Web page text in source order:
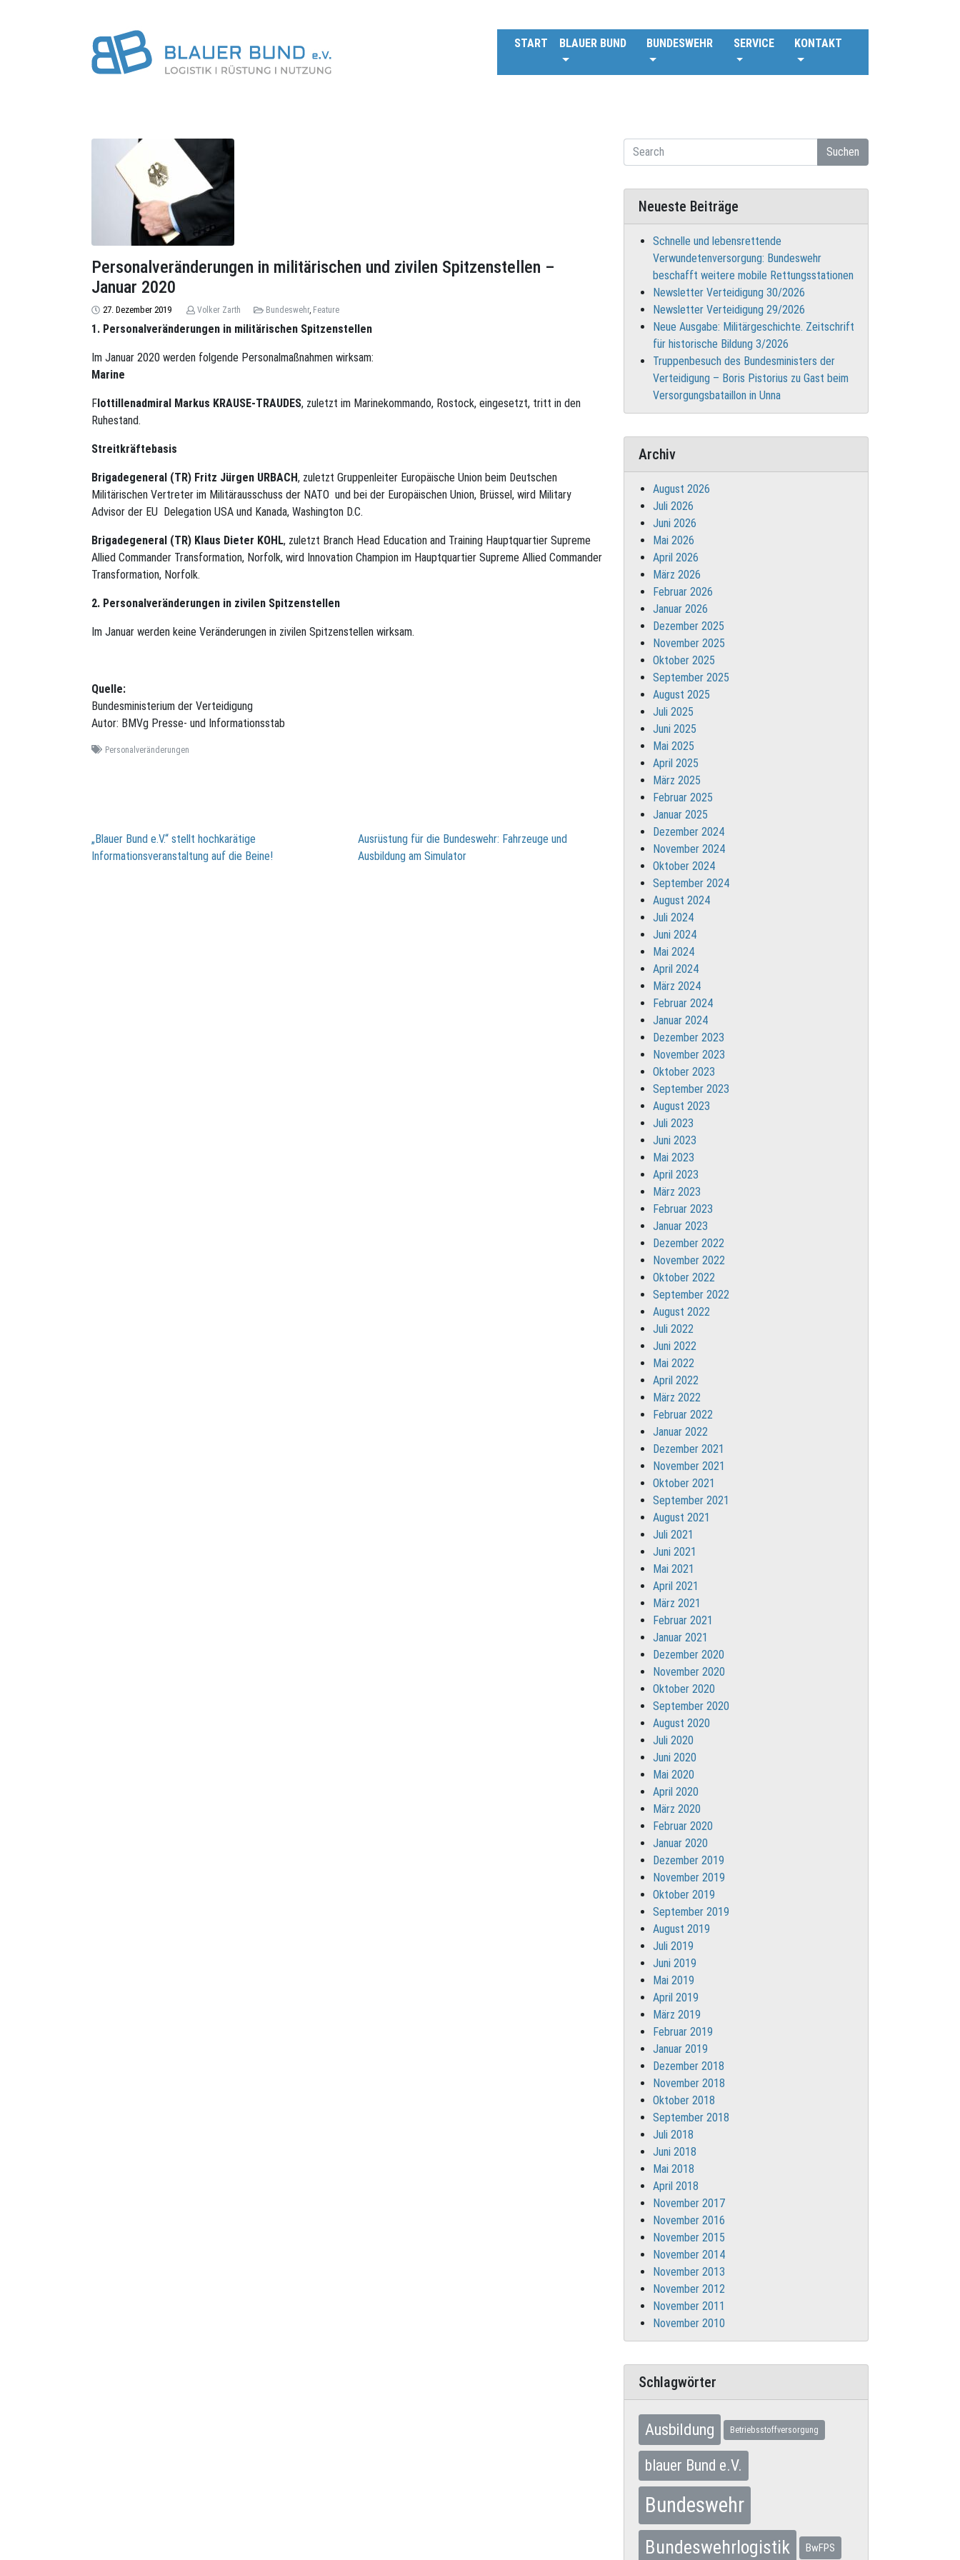
START BLAUER BUND BUNDESWEHR SERVICE KONTAKT
Personalveränderungen in militärischen und zivilen Spitzenstellen –
Januar 2020
27. Dezember 2019 Volker Zarth Bundeswehr, Feature
1. Personalveränderungen in militärischen Spitzenstellen
Im Januar 2020 werden folgende Personalmaßnahmen wirksam:
Marine
Flottillenadmiral Markus KRAUSE-TRAUDES, zuletzt im Marinekommando, Rostock, eingesetzt, tritt in den
Ruhestand.
Streitkräftebasis
Brigadegeneral (TR) Fritz Jürgen URBACH, zuletzt Gruppenleiter Europäische Union beim Deutschen
Militärischen Vertreter im Militärausschuss der NATO und bei der Europäischen Union, Brüssel, wird Military
Advisor der EU Delegation USA und Kanada, Washington D.C.
Brigadegeneral (TR) Klaus Dieter KOHL, zuletzt Branch Head Education and Training Hauptquartier Supreme
Allied Commander Transformation, Norfolk, wird Innovation Champion im Hauptquartier Supreme Allied Commander
Transformation, Norfolk.
2. Personalveränderungen in zivilen Spitzenstellen
Im Januar werden keine Veränderungen in zivilen Spitzenstellen wirksam.
Quelle:
Bundesministerium der Verteidigung
Autor: BMVg Presse- und Informationsstab
Personalveränderungen
Beitragsnavigation
„Blauer Bund e.V.“ stellt hochkarätige
Informationsveranstaltung auf die Beine!
Ausrüstung für die Bundeswehr: Fahrzeuge und
Ausbildung am Simulator
Suchen
Neueste Beiträge
Schnelle und lebensrettende
Verwundetenversorgung: Bundeswehr
beschafft weitere mobile Rettungsstationen
Newsletter Verteidigung 30/2026
Newsletter Verteidigung 29/2026
Neue Ausgabe: Militärgeschichte. Zeitschrift
für historische Bildung 3/2026
Truppenbesuch des Bundesministers der
Verteidigung – Boris Pistorius zu Gast beim
Versorgungsbataillon in Unna
Archiv
August 2026
Juli 2026
Juni 2026
Mai 2026
April 2026
März 2026
Februar 2026
Januar 2026
Dezember 2025
November 2025
Oktober 2025
September 2025
August 2025
Juli 2025
Juni 2025
Mai 2025
April 2025
März 2025
Februar 2025
Januar 2025
Dezember 2024
November 2024
Oktober 2024
September 2024
August 2024
Juli 2024
Juni 2024
Mai 2024
April 2024
März 2024
Februar 2024
Januar 2024
Dezember 2023
November 2023
Oktober 2023
September 2023
August 2023
Juli 2023
Juni 2023
Mai 2023
April 2023
März 2023
Februar 2023
Januar 2023
Dezember 2022
November 2022
Oktober 2022
September 2022
August 2022
Juli 2022
Juni 2022
Mai 2022
April 2022
März 2022
Februar 2022
Januar 2022
Dezember 2021
November 2021
Oktober 2021
September 2021
August 2021
Juli 2021
Juni 2021
Mai 2021
April 2021
März 2021
Februar 2021
Januar 2021
Dezember 2020
November 2020
Oktober 2020
September 2020
August 2020
Juli 2020
Juni 2020
Mai 2020
April 2020
März 2020
Februar 2020
Januar 2020
Dezember 2019
November 2019
Oktober 2019
September 2019
August 2019
Juli 2019
Juni 2019
Mai 2019
April 2019
März 2019
Februar 2019
Januar 2019
Dezember 2018
November 2018
Oktober 2018
September 2018
Juli 2018
Juni 2018
Mai 2018
April 2018
November 2017
November 2016
November 2015
November 2014
November 2013
November 2012
November 2011
November 2010
Schlagwörter
Ausbildung Betriebsstoffversorgung
blauer Bund e.V.
Bundeswehr
Bundeswehrlogistik BwFPS